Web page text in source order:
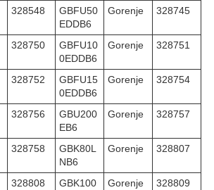
328548
GBFU50
EDDB6
Gorenje 328745
328750
GBFU10
0EDDB6
Gorenje 328751
328752
GBFU15
0EDDB6
Gorenje 328754
328756
GBU200
EB6
Gorenje 328757
328758
GBK80L
NB6
Gorenje 328807
328808
GBK100
Gorenje 328809